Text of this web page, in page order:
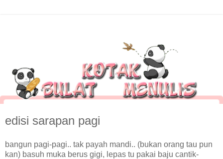
edisi sarapan pagi
bangun pagi-pagi.. tak payah mandi.. (bukan orang tau pun
kan) basuh muka berus gigi, lepas tu pakai baju cantik-